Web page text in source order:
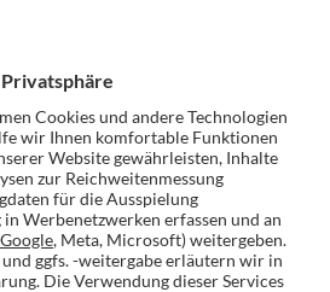
auf Social Media